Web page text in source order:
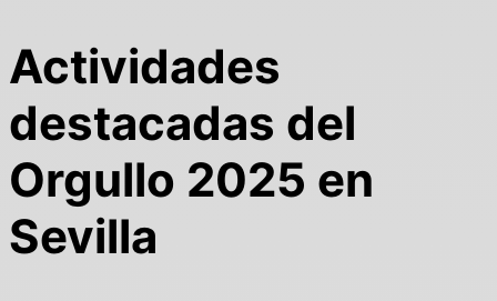
Actividades
destacadas del
Orgullo 2025 en
Sevilla